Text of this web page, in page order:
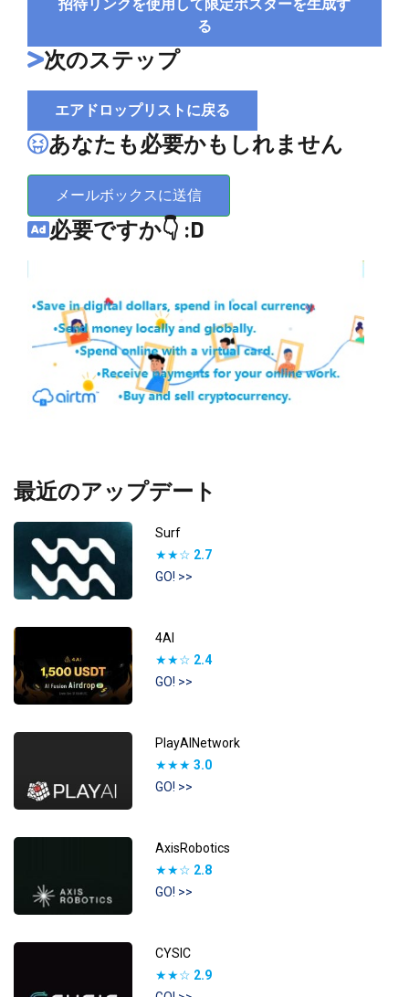
招待リンクを使用して限定ポスターを生成す
る
次のステップ
エアドロップリストに戻る
あなたも必要かもしれません
メールボックスに送信
必要ですか👇 :D
最近のアップデート
Surf
★★☆ 2.7
GO! >>
4AI
★★☆ 2.4
GO! >>
PlayAINetwork
★★★ 3.0
GO! >>
AxisRobotics
★★☆ 2.8
GO! >>
CYSIC
★★☆ 2.9